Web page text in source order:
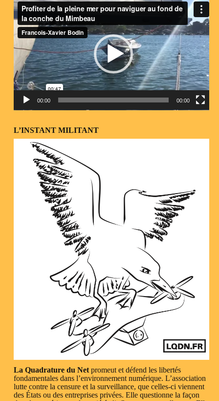
Lecteur
vidéo
00:00 00:00
L’INSTANT MILITANT
La Quadrature du Net promeut et défend les libertés
fondamentales dans l’environnement numérique. L’association
lutte contre la censure et la surveillance, que celles-ci viennent
des États ou des entreprises privées. Elle questionne la façon